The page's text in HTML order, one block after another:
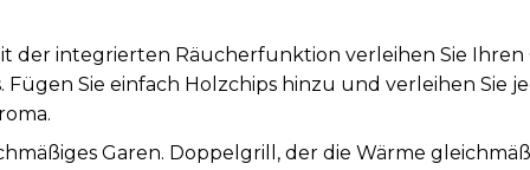
der integrierten Räucherfunktion verleihen Sie Ihren
Sie einfach Holzchips hinzu und verleihen Sie
Garen. Doppelgrill, der die Wärme